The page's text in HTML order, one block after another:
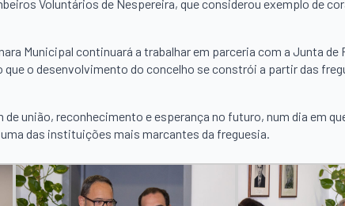
Voluntários de Nespereira, que considerou exemplo de
Municipal continuará a trabalhar em parceria com a Junta de
o desenvolvimento do concelho se constrói a partir das
união, reconhecimento e esperança no futuro, num dia em
das instituições mais marcantes da freguesia.